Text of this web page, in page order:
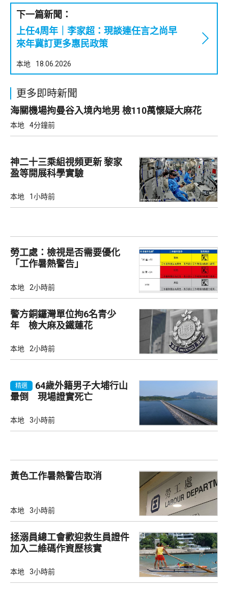
下一篇新聞：
上任4周年｜李家超：現談連任言之尚早
來年冀訂更多惠民政策
本地 18.06.2026
更多即時新聞
海關機場拘曼谷入境內地男 檢110萬懷疑大麻花
本地 4分鐘前
神二十三乘組視頻更新 黎家
盈等開展科學實驗
本地 1小時前
勞工處：檢視是否需要優化
「工作暑熱警告」
本地 2小時前
警方銅鑼灣單位拘6名青少
年 檢大麻及鐵蓮花
本地 2小時前
精選
64歲外籍男子大埔行山
暈倒 現場證實死亡
本地 3小時前
黃色工作暑熱警告取消
本地 3小時前
拯溺員總工會歡迎救生員證件
加入二維碼作資歷核實
本地 3小時前